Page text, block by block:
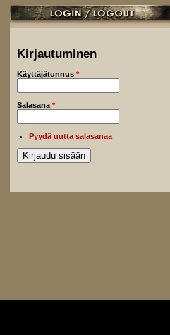
Kirjautuminen
Käyttäjätunnus *
Salasana *
Pyydä uutta salasanaa